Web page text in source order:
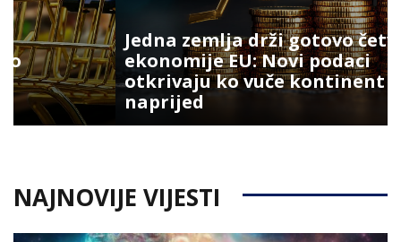
Jedna zemlja drži gotovo četvrtinu
ekonomije EU: Novi podaci
otkrivaju ko vuče kontinent
naprijed
NAJNOVIJE VIJESTI